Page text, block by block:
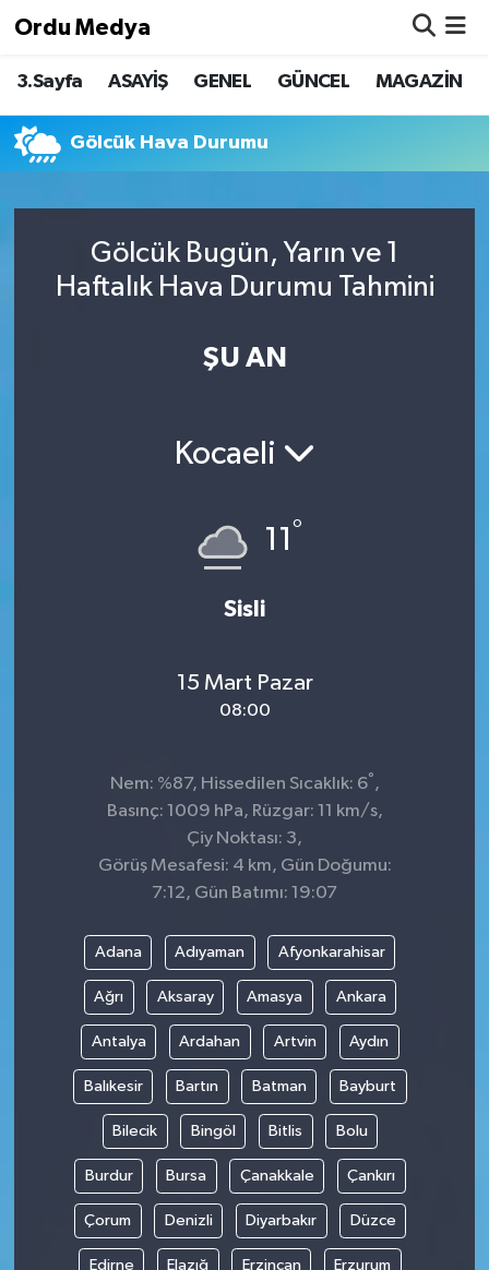
Ordu Medya
3.Sayfa ASAYİŞ GENEL GÜNCEL MAGAZİN
Gölcük Hava Durumu
Gölcük Bugün, Yarın ve 1
Haftalık Hava Durumu Tahmini
ŞU AN
Kocaeli
11°
Sisli
15 Mart Pazar
08:00
Nem: %87, Hissedilen Sıcaklık: 6° ,
Basınç: 1009 hPa, Rüzgar: 11 km/s,
Çiy Noktası: 3,
Görüş Mesafesi: 4 km, Gün Doğumu:
7:12, Gün Batımı: 19:07
Adana Adıyaman Afyonkarahisar
Ağrı Aksaray Amasya Ankara
Antalya Ardahan Artvin Aydın
Balıkesir Bartın Batman Bayburt
Bilecik Bingöl Bitlis Bolu
Burdur Bursa Çanakkale Çankırı
Çorum Denizli Diyarbakır Düzce
Edirne Elazığ Erzincan Erzurum
ASAYİŞ
Basketbol
Borsa
SPOR
Nöbetçi Eczaneler
Hava Durumu
Trafik Durumu